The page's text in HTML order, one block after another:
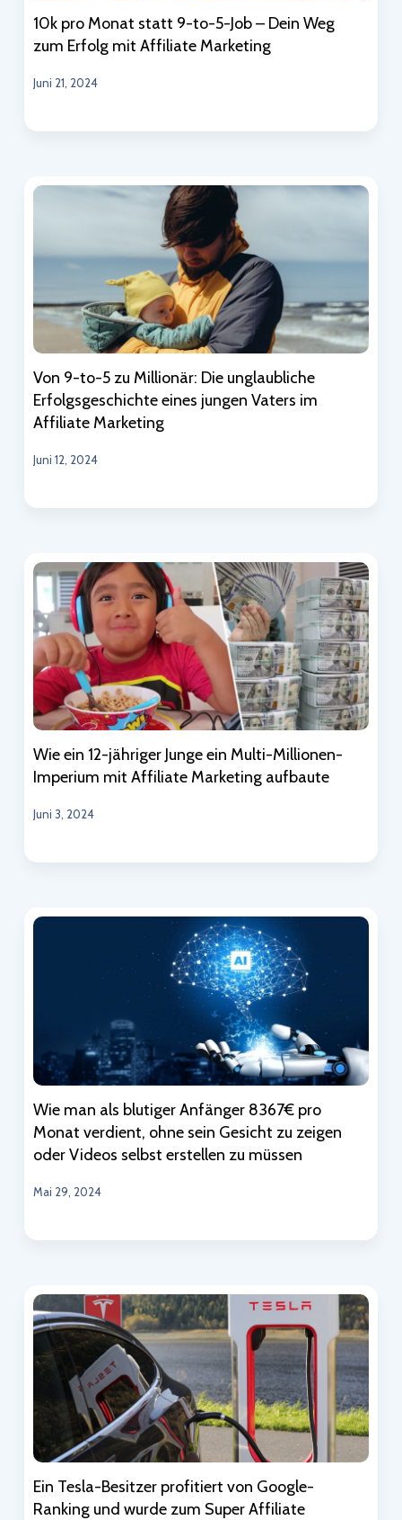
10k pro Monat statt 9-to-5-Job – Dein Weg
zum Erfolg mit Affiliate Marketing
Juni 21, 2024
Von 9-to-5 zu Millionär: Die unglaubliche
Erfolgsgeschichte eines jungen Vaters im
Affiliate Marketing
Juni 12, 2024
Wie ein 12-jähriger Junge ein Multi-Millionen-
Imperium mit Affiliate Marketing aufbaute
Juni 3, 2024
Wie man als blutiger Anfänger 8367€ pro
Monat verdient, ohne sein Gesicht zu zeigen
oder Videos selbst erstellen zu müssen
Mai 29, 2024
Ein Tesla-Besitzer profitiert von Google-
Ranking und wurde zum Super Affiliate